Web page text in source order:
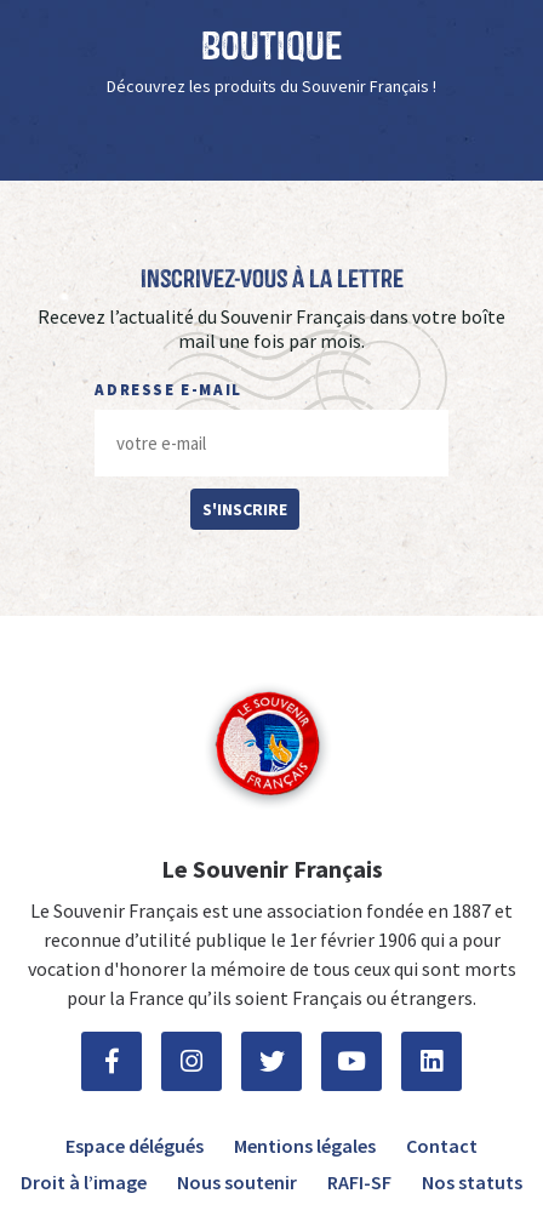
Boutique
Découvrez les produits du Souvenir Français !
Inscrivez-vous à La Lettre
Recevez l’actualité du Souvenir Français dans votre boîte
mail une fois par mois.
ADRESSE E-MAIL
S'INSCRIRE
Le Souvenir Français
Le Souvenir Français est une association fondée en 1887 et
reconnue d’utilité publique le 1er février 1906 qui a pour
vocation d'honorer la mémoire de tous ceux qui sont morts
pour la France qu’ils soient Français ou étrangers.
Espace délégués Mentions légales
Contact
Droit à l’image
Nous soutenir RAFI-SF Nos statuts